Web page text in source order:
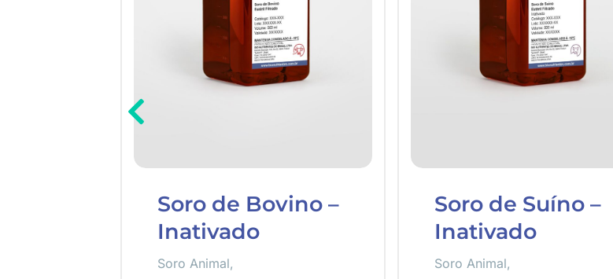
Soro de Bovino –
Inativado
Soro Animal,
Soro de Suíno –
Inativado
Soro Animal,